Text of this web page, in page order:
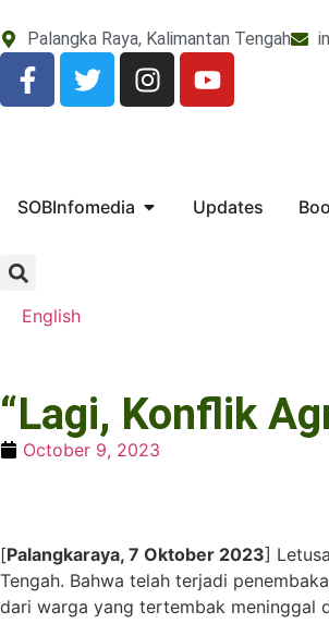
Palangka Raya, Kalimantan Tengah
SOBInfomedia Updates
English
“Lagi, Konflik
October 9, 2023
[Palangkaraya, 7 Oktober 2023]
Tengah. Bahwa telah terjadi
dari warga yang tertembak meninggal